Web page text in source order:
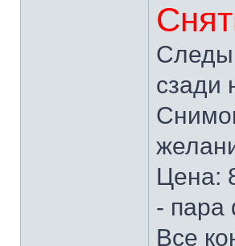
Следы
сзади
Цена:
- пара
Все